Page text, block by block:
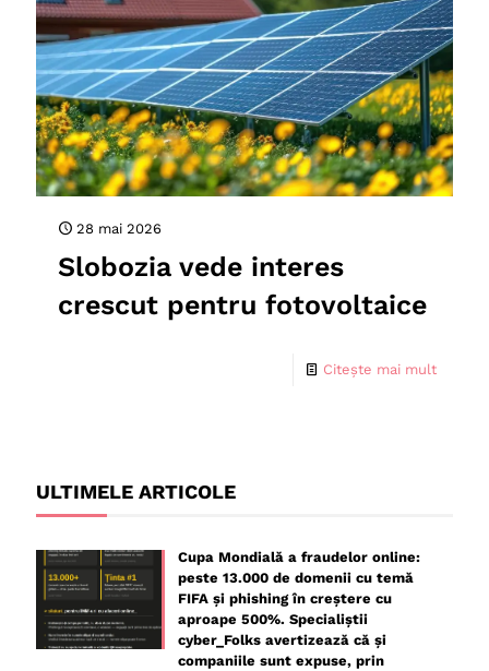
28 mai 2026
Slobozia vede interes
crescut pentru fotovoltaice
Citește mai mult
ULTIMELE ARTICOLE
Cupa Mondială a fraudelor online:
peste 13.000 de domenii cu temă
FIFA și phishing în creștere cu
aproape 500%. Specialiștii
cyber_Folks avertizează că și
companiile sunt expuse, prin